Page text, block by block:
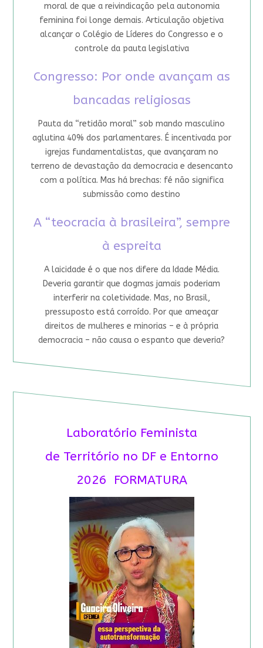
moral de que a reivindicação pela autonomia
feminina foi longe demais. Articulação objetiva
alcançar o Colégio de Líderes do Congresso e o
controle da pauta legislativa
Congresso: Por onde avançam as
bancadas religiosas
Pauta da “retidão moral” sob mando masculino
aglutina 40% dos parlamentares. É incentivada por
igrejas fundamentalistas, que avançaram no
terreno de devastação da democracia e desencanto
com a política. Mas há brechas: fé não significa
submissão como destino
A “teocracia à brasileira”, sempre
à espreita
A laicidade é o que nos difere da Idade Média.
Deveria garantir que dogmas jamais poderiam
interferir na coletividade. Mas, no Brasil,
pressuposto está corroído. Por que ameaçar
direitos de mulheres e minorias – e à própria
democracia – não causa o espanto que deveria?
Laboratório Feminista
de Território no DF e Entorno
2026 FORMATURA